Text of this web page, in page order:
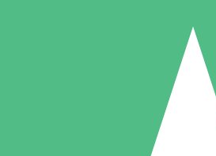
Individuele
per gebruik met downloadtegoeden.
5 Downloaden
US$